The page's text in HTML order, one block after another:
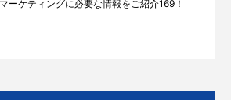
ーケティングに必要な情報をご紹介169！